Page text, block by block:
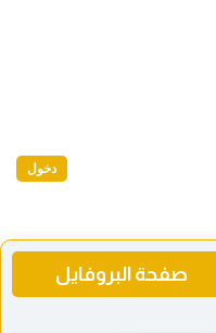
دخول
صفحة البروفايل